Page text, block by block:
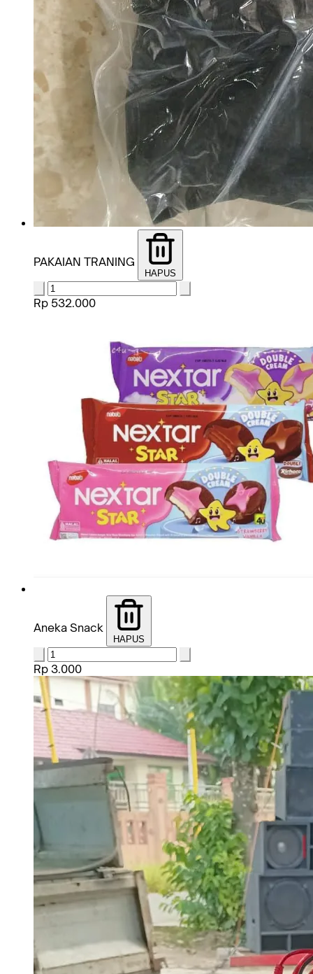
PAKAIAN TRANING
HAPUS
Rp 532.000
Aneka Snack
HAPUS
Rp 3.000